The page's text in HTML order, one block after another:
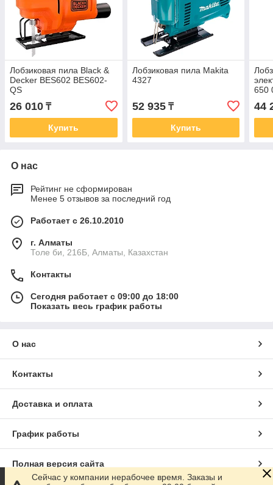
Лобзиковая пила Black &
Decker BES602 BES602-
QS
26 010 ₸
Купить
Лобзиковая пила Makita
4327
52 935₸
Купить
650
44
О нас
Рейтинг не сформирован
Менее 5 отзывов за последний год
Работает с 26.10.2010
г. Алматы
Толе би, 216Б, Алматы, Казахстан
Контакты
Сегодня работает с 09:00 до 18:00
Показать весь график работы
О нас
Контакты
Доставка и оплата
График работы
Полная версия сайта
Сейчас у компании нерабочее время. Заказы и